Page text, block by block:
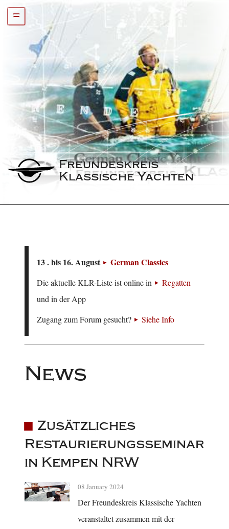
=
Freundeskreis
Klassische Yachten
13 . bis 16. August German Classics
Die aktuelle KLR-Liste ist online in
Regatten
und in der App
Zugang zum Forum gesucht?
Siehe Info
News
Zusätzliches
Restaurierungsseminar
in Kempen NRW
08 January 2024
Der Freundeskreis Klassische Yachten
veranstaltet zusammen mit der